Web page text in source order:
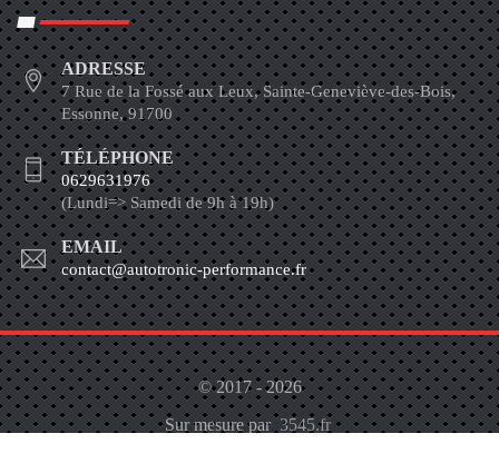
ADRESSE
7 Rue de la Fossé aux Leux, Sainte-Geneviève-des-Bois,
Essonne, 91700
TÉLÉPHONE
0629631976
(Lundi=> Samedi de 9h à 19h)
EMAIL
contact@autotronic-performance.fr
© 2017 - 2026
Sur mesure par 3545.fr